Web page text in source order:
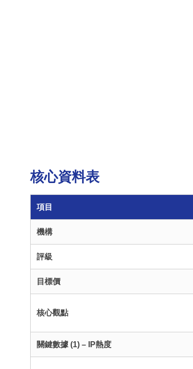
核心資料表
項目
機構
評級
目標價
核心觀點
關鍵數據 (1) – IP熱度